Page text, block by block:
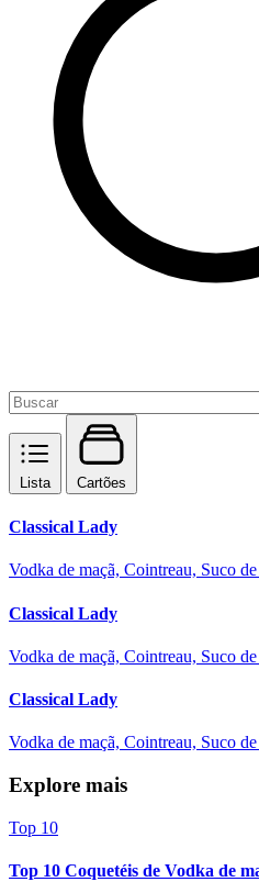
Lista Cartões
Classical Lady
Vodka de maçã, Cointreau, Suco
Classical Lady
Vodka de maçã, Cointreau, Suco
Classical Lady
Vodka de maçã, Cointreau, Suco
Explore mais
Top 10
Top 10 Coquetéis de Vodka de